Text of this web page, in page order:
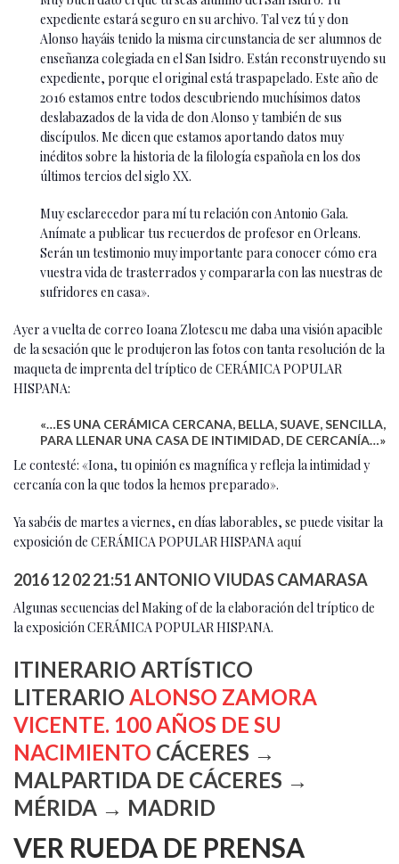
expediente estará seguro en su archivo. Tal vez tú y don
Alonso hayáis tenido la misma circunstancia de ser alumnos de
enseñanza colegiada en el San Isidro. Están reconstruyendo su
expediente, porque el original está traspapelado. Este año de
2016 estamos entre todos descubriendo muchísimos datos
deslabazados de la vida de don Alonso y también de sus
discípulos. Me dicen que estamos aportando datos muy
inéditos sobre la historia de la filología española en los dos
últimos tercios del siglo XX.
Muy esclarecedor para mí tu relación con Antonio Gala.
Anímate a publicar tus recuerdos de profesor en Orleans.
Serán un testimonio muy importante para conocer cómo era
vuestra vida de trasterrados y compararla con las nuestras de
sufridores en casa».
Ayer a vuelta de correo Ioana Zlotescu me daba una visión apacible
de la sesación que le produjeron las fotos con tanta resolución de la
maqueta de imprenta del tríptico de CERÁMICA POPULAR
HISPANA:
«…ES UNA CERÁMICA CERCANA, BELLA, SUAVE, SENCILLA,
PARA LLENAR UNA CASA DE INTIMIDAD, DE CERCANÍA…»
Le contesté: «Iona, tu opinión es magnífica y refleja la intimidad y
cercanía con la que todos la hemos preparado».
Ya sabéis de martes a viernes, en días laborables, se puede visitar la
exposición de CERÁMICA POPULAR HISPANA aquí
2016 12 02 21:51 ANTONIO VIUDAS CAMARASA
Algunas secuencias del Making of de la elaboración del tríptico de
la exposición CERÁMICA POPULAR HISPANA.
ITINERARIO ARTÍSTICO
LITERARIO ALONSO ZAMORA
VICENTE. 100 AÑOS DE SU
NACIMIENTO CÁCERES →
MALPARTIDA DE CÁCERES →
MÉRIDA → MADRID
VER RUEDA DE PRENSA